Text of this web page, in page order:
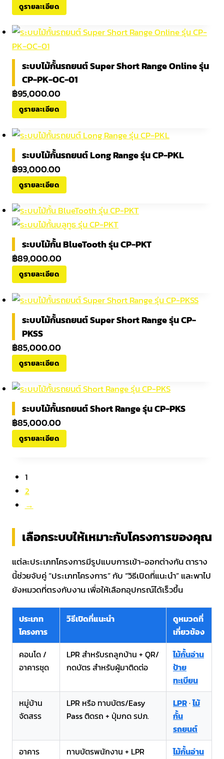
ดูรายละเอียด
ระบบไม้กั้นรถยนต์ Super Short Range Online รุ่น
CP-PK-OC-01
฿95,000.00
ดูรายละเอียด
ระบบไม้กั้นรถยนต์ Long Range รุ่น CP-PKL
฿93,000.00
ดูรายละเอียด
ระบบไม้กั้น BlueTooth รุ่น CP-PKT
฿89,000.00
ดูรายละเอียด
ระบบไม้กั้นรถยนต์ Super Short Range รุ่น CP-
PKSS
฿85,000.00
ดูรายละเอียด
ระบบไม้กั้นรถยนต์ Short Range รุ่น CP-PKS
฿85,000.00
ดูรายละเอียด
1
2
→
เลือกระบบให้เหมาะกับโครงการของคุณ
แต่ละประเภทโครงการมีรูปแบบการเข้า-ออกต่างกัน ตาราง
นี้ช่วยจับคู่ “ประเภทโครงการ” กับ “วิธีเปิดที่แนะนำ” และพาไป
ยังหมวดที่ตรงกับงาน เพื่อให้เลือกอุปกรณ์ได้เร็วขึ้น
ประเภท
โครงการ
วิธีเปิดที่แนะนำ
ดูหมวดที่
เกี่ยวข้อง
คอนโด /
อาคารชุด
LPR สำหรับรถลูกบ้าน + QR/
กดบัตร สำหรับผู้มาติดต่อ
ไม้กั้นอ่าน
ป้าย
ทะเบียน
หมู่บ้าน
จัดสรร
LPR หรือ ทาบบัตร/Easy
Pass ติดรถ + ปุ่มกด รปภ.
LPR·ไม้
กั้น
รถยนต์
อาคาร
ทาบบัตรพนักงาน + LPR
ไม้กั้นอ่าน